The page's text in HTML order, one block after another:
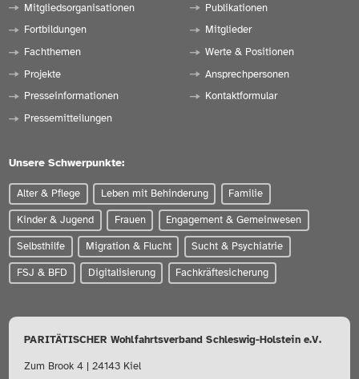
Mitgliedsorganisationen
Fortbildungen
Fachthemen
Projekte
Presseinformationen
Pressemitteilungen
Publikationen
Mitglieder
Werte & Positionen
Ansprechpersonen
Kontaktformular
Unsere Schwerpunkte:
Alter & Pflege Leben mit Behinderung Familie
Kinder & Jugend Frauen Engagement & Gemeinwesen
Selbsthilfe Migration & Flucht Sucht & Psychiatrie
FSJ & BFD Digitalisierung Fachkräftesicherung
PARITÄTISCHER Wohlfahrtsverband Schleswig-Holstein e.V.
Zum Brook 4 | 24143 Kiel